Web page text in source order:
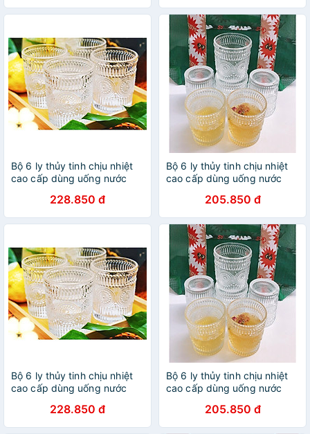
Bộ 6 ly thủy tinh chịu nhiệt
cao cấp dùng uống nước
đồng trắng không viền vàng
365ml
228.850 đ
Bộ 6 ly thủy tinh chịu nhiệt
cao cấp dùng uống nước
đồng trắng không viền vàng
315ml
205.850 đ
Bộ 6 ly thủy tinh chịu nhiệt
cao cấp dùng uống nước
đồng trắng không viền vàng
365ml
228.850 đ
Bộ 6 ly thủy tinh chịu nhiệt
cao cấp dùng uống nước
đồng trắng không viền vàng
315ml
205.850 đ